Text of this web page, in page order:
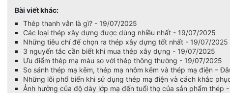
Bài viết khác:
Thép thanh vằn là gì? - 19/07/2025
Các loại thép xây dựng được dùng nhiều nhất - 19/07/2025
Những tiêu chí để chọn ra thép xây dựng tốt nhất - 19/07/2025
3 nguyến tắc cần biết khi mua thép xây dựng - 19/07/2025
Ưu điểm thép mạ màu so với thép thông thường - 19/07/2025
So sánh thép mạ kẽm, thép mạ nhôm kẽm và thép mạ điện –
Những lỗi phổ biến khi sử dụng thép mạ điện và cách khắc
Ảnh hưởng của độ dày lớp mạ đến tuổi thọ của sản phẩm thép